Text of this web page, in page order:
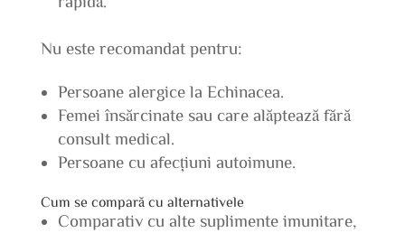
Nu este recomandat pentru:
Persoane alergice la Echinacea.
Femei însărcinate sau care alăptează fără
consult medical.
Persoane cu afecțiuni autoimune.
Cum se compară cu alternativele
Comparativ cu alte suplimente imunitare,